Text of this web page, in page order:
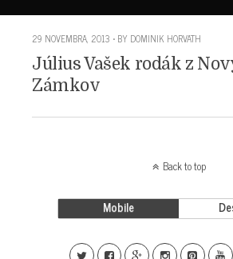
29 NOVEMBRA, 2013 • BY DOMINIK HORVATH
Július Vašek rodák z
Zámkov
Back to top
Mobile